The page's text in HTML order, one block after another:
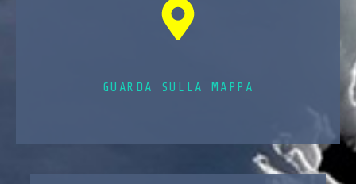
GUARDA SULLA MAPPA